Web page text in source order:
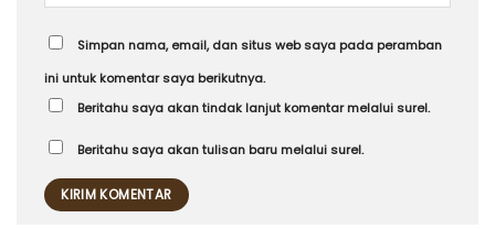
Simpan nama, email, dan situs web saya pada peramban
ini untuk komentar saya berikutnya.
Beritahu saya akan tindak lanjut komentar melalui surel.
Beritahu saya akan tulisan baru melalui surel.